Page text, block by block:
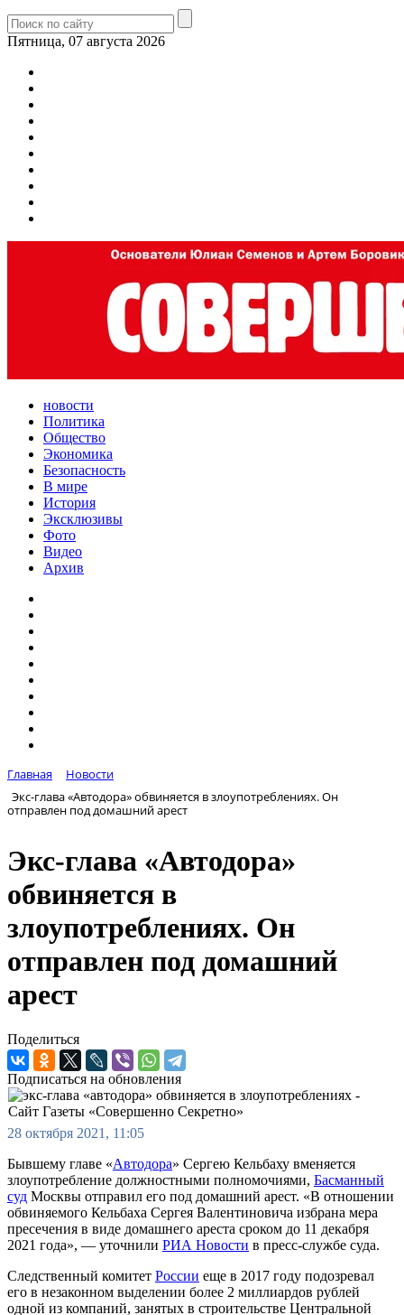
Пятница, 07 августа 2026
новости
Политика
Общество
Экономика
Безопасность
В мире
История
Эксклюзивы
Фото
Видео
Архив
Главная
Новости
Экс-глава «Автодора» обвиняется в злоупотреблениях. Он
отправлен под домашний арест
Экс-глава «Автодора»
обвиняется в
злоупотреблениях. Он
отправлен под домашний
арест
Поделиться
Подписаться на обновления
28 октября 2021, 11:05
Бывшему главе «Автодора» Сергею Кельбаху вменяется
злоупотребление должностными полномочиями, Басманный
суд Москвы отправил его под домашний арест. «В отношении
обвиняемого Кельбаха Сергея Валентиновича избрана мера
пресечения в виде домашнего ареста сроком до 11 декабря
2021 года», — уточнили РИА Новости в пресс-службе суда.
Следственный комитет России еще в 2017 году подозревал
его в незаконном выделении более 2 миллиардов рублей
одной из компаний, занятых в строительстве Центральной